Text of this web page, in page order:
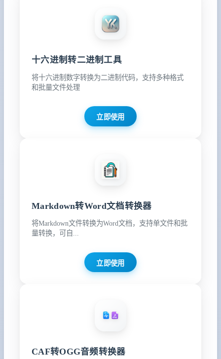
十六进制转二进制工具
将十六进制数字转换为二进制代码，支持多种格式
和批量文件处理
立即使用
Markdown转Word文档转换器
将Markdown文件转换为Word文档，支持单文件和批
量转换，可自...
立即使用
CAF转OGG音频转换器